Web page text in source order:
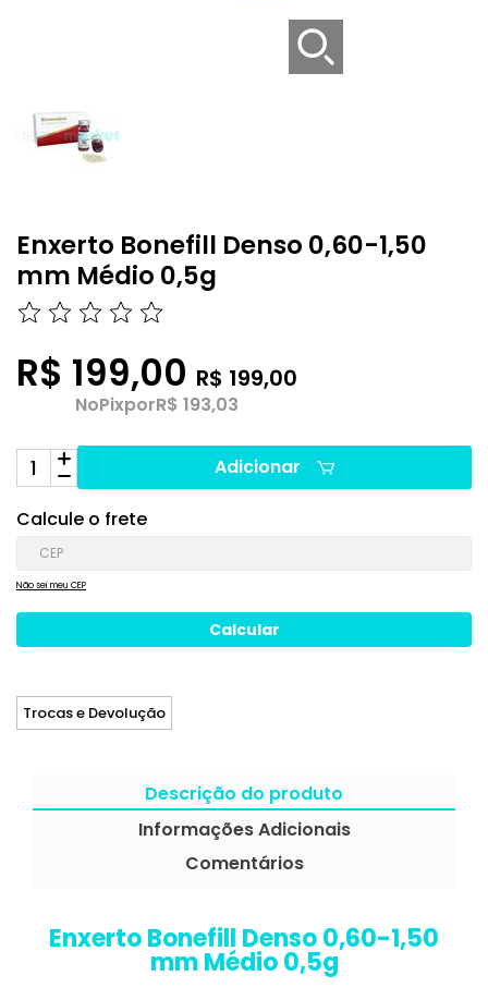
Enxerto Bonefill Denso 0,60-1,50
mm Médio 0,5g
R$ 199,00 R$ 199,00
NoPixporR$ 193,03
Adicionar
Calcule o frete
Não sei meu CEP
Trocas e Devolução
Descrição do produto
Informações Adicionais
Comentários
Enxerto Bonefill Denso 0,60-1,50
mm Médio 0,5g